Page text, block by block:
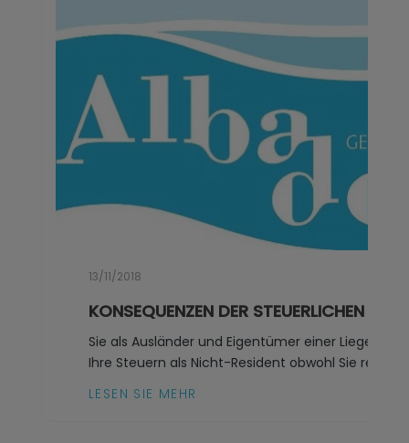
13/11/2018
KONSEQUENZEN DER STEUERLICHEN
Sie als Ausländer und Eigentümer einer
Ihre Steuern als Nicht-Resident obwohl Sie rein
LESEN SIE MEHR